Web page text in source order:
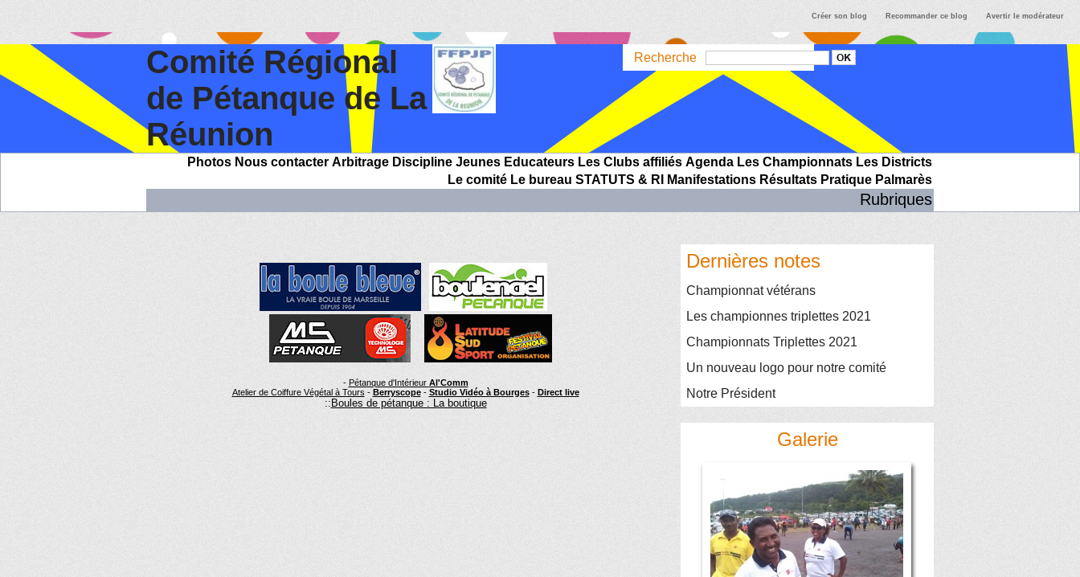
Créer son blog Recommander ce blog Avertir le modérateur
Comité Régional
de Pétanque de La
Réunion
Recherche
Les Districts
Les Championnats
Agenda
Les Clubs affiliés
Educateurs
Jeunes
Discipline
Arbitrage
Nous contacter
Photos
Palmarès
Pratique
Résultats
Manifestations
STATUTS & RI
Le bureau
Le comité
Rubriques
- Pétanque d'Intérieur Al'Comm
Atelier de Coiffure Végétal à Tours - Berryscope- Studio Vidéo à Bourges- Direct live
:: Boules de pétanque : La boutique
Dernières notes
Championnat vétérans
Les championnes triplettes 2021
Championnats Triplettes 2021
Un nouveau logo pour notre comité
Notre Président
Galerie